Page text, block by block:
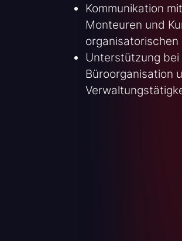
Kommunikation
Monteuren und
organisatorischen
Unterstützung bei
Büroorganisation